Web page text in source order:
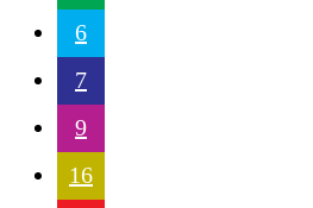
6
7
9
16